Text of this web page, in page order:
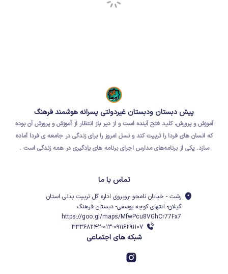
پیش دبستان ودبستان غیردولتی پسرانه هوشمند فرهنگ
آموزش و پرورش، کلید فتح آینده است و از دیر باز انتظار از آموزش و پرورش آن بوده
کهانسان های فردا را تربیت کند و نسل امروز را برایزندگی در جامعه ی فردا آماده
سازد. یکی از برنامه‌های مدارس اجرای برنامه های یادگیری در همه زندگی است .
تماس با ما
رشت - خیابان نامجو -روبروی اداره کل تربیت بدنی استان
گیلان- انتهای کوچه یوسفی- دبستان فرهنگ
https://goo.gl/maps/MfwPcu8VGhCr77Fx7
۳۳۳۶۸۲۴۲-۰۱۳-۰۹۱۱۶۲۹۱۱۰۷
شبکه های اجتماعی